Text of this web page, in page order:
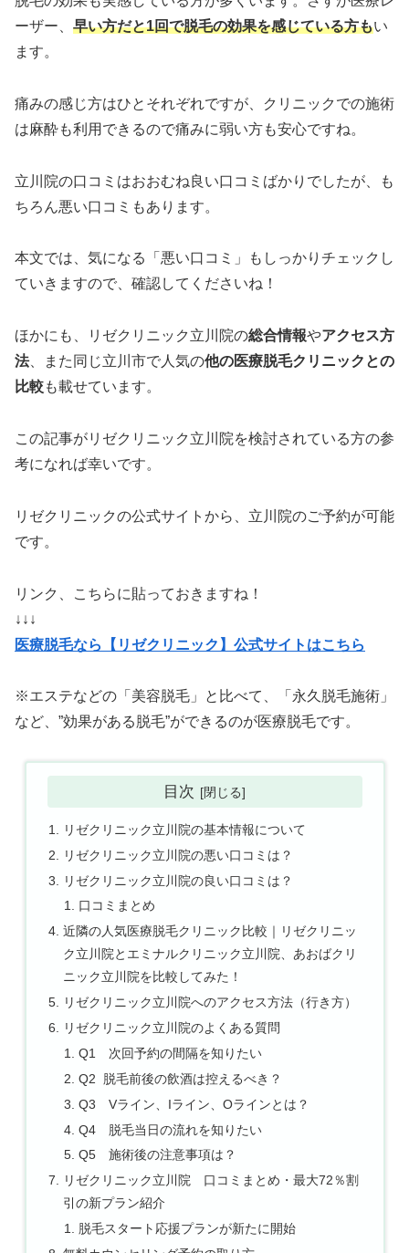
ーザー、 早い方だと1回で脱毛の効果を感じている方もい
ます。
痛みの感じ方はひとそれぞれですが、クリニックでの施術
は麻酔も利用できるので痛みに弱い方も安心ですね。
立川院の口コミはおおむね良い口コミばかりでしたが、も
ちろん悪い口コミもあります。
本文では、気になる「悪い口コミ」もしっかりチェックし
ていきますので、確認してくださいね！
ほかにも、リゼクリニック立川院の総合情報やアクセス方
法、また同じ立川市で人気の他の医療脱毛クリニックとの
比較も載せています。
この記事がリゼクリニック立川院を検討されている方の参
考になれば幸いです。
リゼクリニックの公式サイトから、立川院のご予約が可能
です。
リンク、こちらに貼っておきますね！
↓↓↓
医療脱毛なら【リゼクリニック】公式サイトはこちら
※エステなどの「美容脱毛」と比べて、「永久脱毛施術」
など、”効果がある脱毛”ができるのが医療脱毛です。
目次
リゼクリニック立川院の基本情報について
リゼクリニック立川院の悪い口コミは？
リゼクリニック立川院の良い口コミは？
口コミまとめ
近隣の人気医療脱毛クリニック比較｜リゼクリニッ
ク立川院とエミナルクリニック立川院、あおばクリ
ニック立川院を比較してみた！
リゼクリニック立川院へのアクセス方法（行き方）
リゼクリニック立川院のよくある質問
Q1 次回予約の間隔を知りたい
Q2 脱毛前後の飲酒は控えるべき？​
Q3 Vライン、Iライン、Oラインとは？
Q4 脱毛当日の流れを知りたい
Q5 施術後の注意事項は？
リゼクリニック立川院 口コミまとめ・最大72％割
引の新プラン紹介
脱毛スタート応援プランが新たに開始